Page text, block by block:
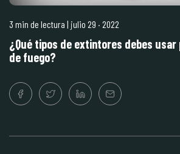
3 min de lectura | julio 29 · 2022
¿Qué tipos de extintores debes
de fuego?